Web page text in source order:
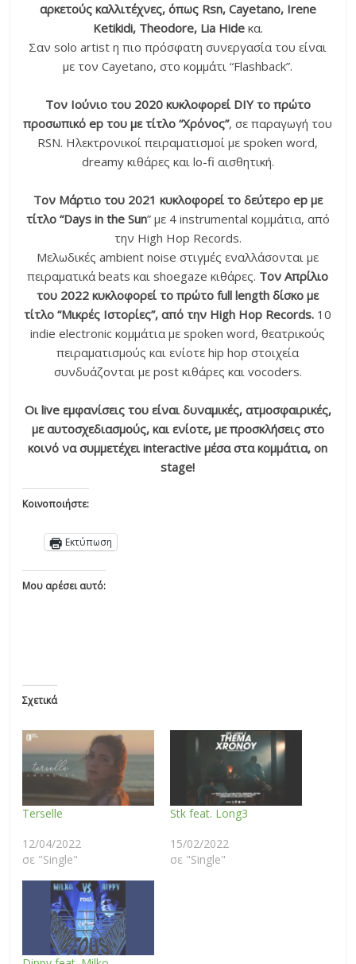
αρκετούς καλλιτέχνες, όπως Rsn, Cayetano, Irene
Ketikidi, Theodore, Lia Hideκα.
Σαν solo artist η πιο πρόσφατη συνεργασία του είναι
με τον Cayetano, στο κομμάτι “Flashback”.
Τον Ιούνιο του 2020 κυκλοφορεί DIY το πρώτο
προσωπικό ep του με τίτλο “Χρόνος”, σε παραγωγή του
RSN. Ηλεκτρονικοί πειραματισμοί με spoken word,
dreamy κιθάρες και lo-fi αισθητική.
Τον Μάρτιο του 2021 κυκλοφορεί το δεύτερο ep με
τίτλο “Days in the Sun” με 4 instrumental κομμάτια, από
την High Hop Records.
Μελωδικές ambient noise στιγμές εναλλάσονται με
πειραματικά beats και shoegaze κιθάρες. Τον Απρίλιο
του 2022 κυκλοφορεί το πρώτο full length δίσκο με
τίτλο “Μικρές Ιστορίες”, από την High Hop Records. 10
indie electronic κομμάτια με spoken word, θεατρικούς
πειραματισμούς και ενίοτε hip hop στοιχεία
συνδυάζονται με post κιθάρες και vocoders.
Οι live εμφανίσεις του είναι δυναμικές, ατμοσφαιρικές,
με αυτοσχεδιασμούς, και ενίοτε, με προσκλήσεις στο
κοινό να συμμετέχει interactive μέσα στα κομμάτια, on
stage!
Κοινοποιήστε:
Εκτύπωση
Μου αρέσει αυτό:
Σχετικά
Terselle
12/04/2022
σε "Single"
Stk feat. Long3
15/02/2022
σε "Single"